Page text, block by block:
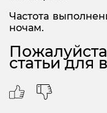
Частота
ночам.
статьи для